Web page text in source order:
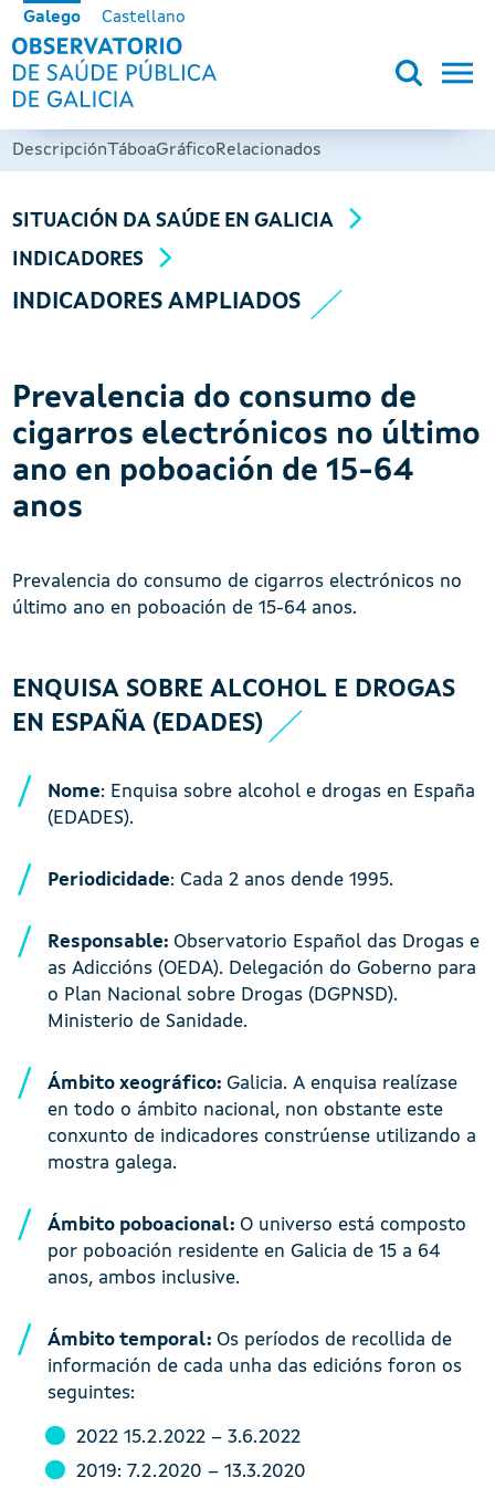
Ir o contido principal
Galego Castellano
OBSERVATORIO DE SALUD
DescripciónTáboaGráficoRelacionados
SITUACIÓN DA SAÚDE EN GALICIA
INDICADORES
INDICADORES AMPLIADOS
Prevalencia do consumo de
cigarros electrónicos no último
ano en poboación de 15-64
anos
Prevalencia do consumo de cigarros electrónicos no
último ano en poboación de 15-64 anos.
ENQUISA SOBRE ALCOHOL E DROGAS
EN ESPAÑA (EDADES)
Nome: Enquisa sobre alcohol e drogas en España
(EDADES).
Periodicidade: Cada 2 anos dende 1995.
Responsable: Observatorio Español das Drogas e
as Adiccións (OEDA). Delegación do Goberno para
o Plan Nacional sobre Drogas (DGPNSD).
Ministerio de Sanidade.
Ámbito xeográfico: Galicia. A enquisa realízase
en todo o ámbito nacional, non obstante este
conxunto de indicadores constrúense utilizando a
mostra galega.
Ámbito poboacional: O universo está composto
por poboación residente en Galicia de 15 a 64
anos, ambos inclusive.
Ámbito temporal: Os períodos de recollida de
información de cada unha das edicións foron os
seguintes:
2022 15.2.2022 – 3.6.2022
2019: 7.2.2020 – 13.3.2020